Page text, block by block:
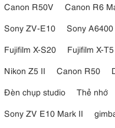
Canon R50V
Canon R6
Sony ZV-E10
Sony A6400
Fujifilm X-S20
Fujifilm X-T5
Nikon Z5 II
Canon R50
Đèn chụp studio
Thẻ nhớ
Sony ZV E10 Mark II